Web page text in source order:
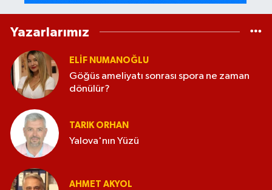
Yazarlarımız
ELİF NUMANOĞLU
Göğüs ameliyatı sonrası spora ne zaman
dönülür?
TARIK ORHAN
Yalova'nın Yüzü
AHMET AKYOL